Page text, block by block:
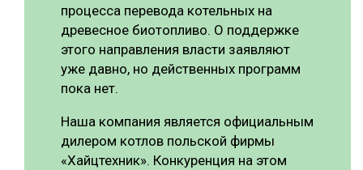
процесса перевода котельных на
древесное биотопливо. О поддержке
этого направления власти заявляют
уже давно, но действенных программ
пока нет.
Наша компания является официальным
дилером котлов польской фирмы
«Хайцтехник». Конкуренция на этом